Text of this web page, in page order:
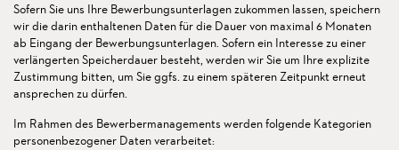
Sofern Sie uns Ihre Bewerbungsunterlagen zukommen lassen, speichern
wir die darin enthaltenen Daten für die Dauer von maximal 6 Monaten
ab Eingang der Bewerbungsunterlagen. Sofern ein Interesse zu einer
verlängerten Speicherdauer besteht, werden wir Sie um Ihre explizite
Zustimmung bitten, um Sie ggfs. zu einem späteren Zeitpunkt erneut
ansprechen zu dürfen.
Im Rahmen des Bewerbermanagements werden folgende Kategorien
personenbezogener Daten verarbeitet: